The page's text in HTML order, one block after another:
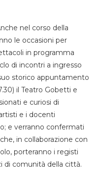
nel corso della
le occasioni per
in programma
di incontri a ingresso
storico appuntamento
il Teatro Gobetti e
e curiosi di
e i docenti
e verranno confermati
in collaborazione con
porteranno i registi
di comunità della città.